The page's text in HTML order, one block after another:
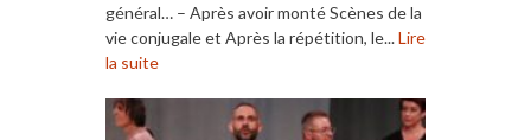
général… – Après avoir monté Scènes de la
vie conjugale et Après la répétition, le...Lire
la suite